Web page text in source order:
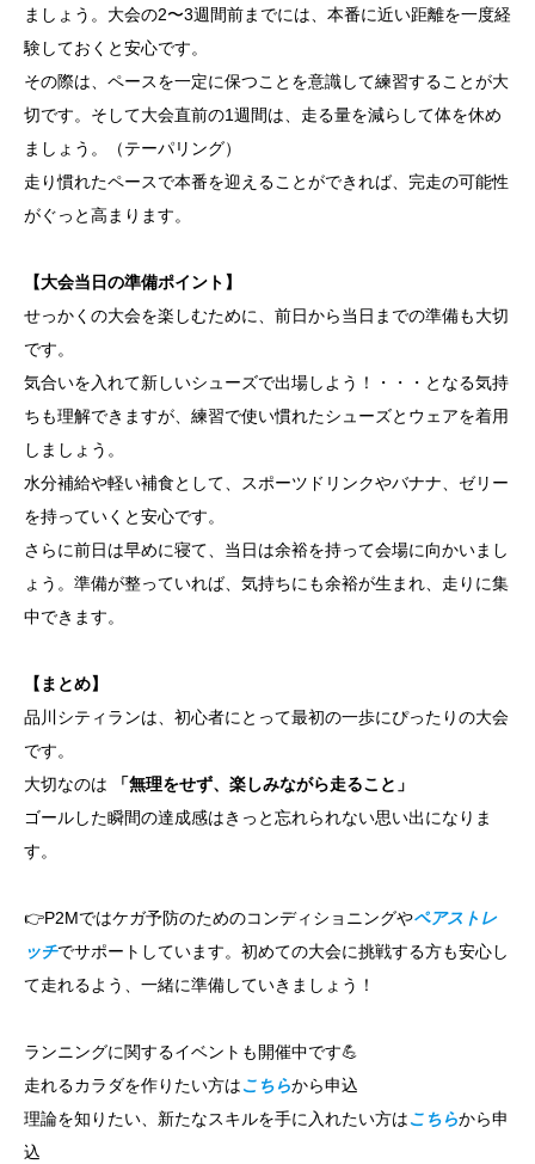
ましょう。大会の2〜3週間前までには、本番に近い距離を一度経
験しておくと安心です。
その際は、ペースを一定に保つことを意識して練習することが大
切です。そして大会直前の1週間は、走る量を減らして体を休め
ましょう。（テーパリング）
走り慣れたペースで本番を迎えることができれば、完走の可能性
がぐっと高まります。
【大会当日の準備ポイント】
せっかくの大会を楽しむために、前日から当日までの準備も大切
です。
気合いを入れて新しいシューズで出場しよう！・・・となる気持
ちも理解できますが、練習で使い慣れたシューズとウェアを着用
しましょう。
水分補給や軽い補食として、スポーツドリンクやバナナ、ゼリー
を持っていくと安心です。
さらに前日は早めに寝て、当日は余裕を持って会場に向かいまし
ょう。準備が整っていれば、気持ちにも余裕が生まれ、走りに集
中できます。
【まとめ】
品川シティランは、初心者にとって最初の一歩にぴったりの大会
です。
大切なのは
「無理をせず、楽しみながら走ること」
ゴールした瞬間の達成感はきっと忘れられない思い出になりま
す。
👉P2Mではケガ予防のためのコンディショニングやペアストレ
ッチでサポートしています。初めての大会に挑戦する方も安心し
て走れるよう、一緒に準備していきましょう！
ランニングに関するイベントも開催中です💪
走れるカラダを作りたい方はこちらから申込
理論を知りたい、新たなスキルを手に入れたい方はこちらから申
込